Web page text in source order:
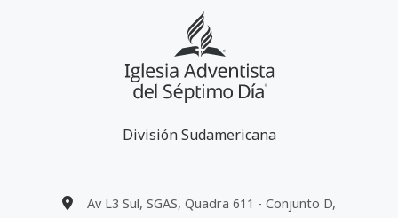
División Sudamericana
Av L3 Sul, SGAS, Quadra 611 - Conjunto D,